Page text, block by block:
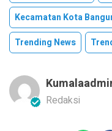
Kecamatan Kota
Trending News
Redaksi